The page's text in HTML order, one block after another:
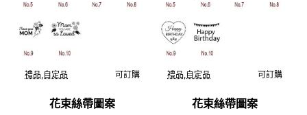
禮品,自定品 可訂購
花束絲帶圖案
禮品,自定品 可訂購
花束絲帶圖案